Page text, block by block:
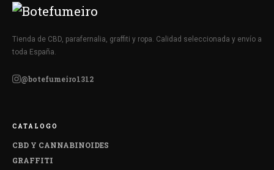
Tienda de CBD, parafernalia, graffiti y ropa. Calidad seleccionada y envío a
toda España.
@botefumeiro1312
CATALOGO
CBD Y CANNABINOIDES
GRAFFITI